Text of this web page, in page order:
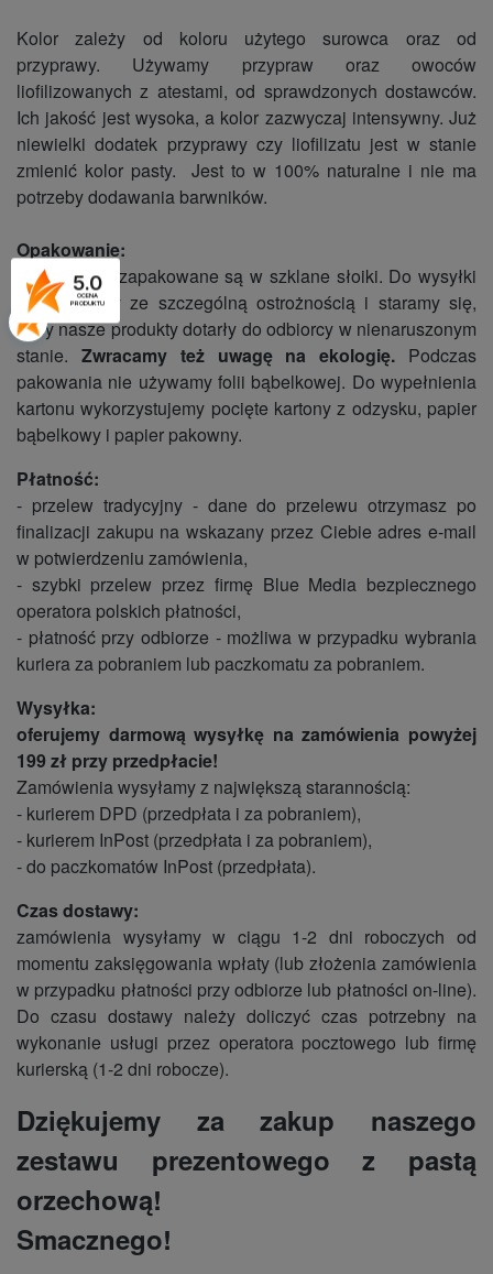
Kolor zależy od koloru użytego surowca oraz od
przyprawy. Używamy przypraw oraz owoców
liofilizowanych z atestami, od sprawdzonych dostawców.
Ich jakość jest wysoka, a kolor zazwyczaj intensywny. Już
niewielki dodatek przyprawy czy liofilizatu jest w stanie
zmienić kolor pasty. Jest to w 100% naturalne i nie ma
potrzeby dodawania barwników.
Opakowanie:
nasze pasty zapakowane są w szklane słoiki. Do wysyłki
podchodzimy ze szczególną ostrożnością i staramy się,
żeby nasze produkty dotarły do odbiorcy w nienaruszonym
stanie. Zwracamy też uwagę na ekologię. Podczas
pakowania nie używamy folii bąbelkowej. Do wypełnienia
kartonu wykorzystujemy pocięte kartony z odzysku, papier
bąbelkowy i papier pakowny.
Płatność:
- przelew tradycyjny - dane do przelewu otrzymasz po
finalizacji zakupu na wskazany przez Ciebie adres e-mail
w potwierdzeniu zamówienia,
- szybki przelew przez firmę Blue Media bezpiecznego
operatora polskich płatności,
- płatność przy odbiorze - możliwa w przypadku wybrania
kuriera za pobraniem lub paczkomatu za pobraniem.
Wysyłka:
oferujemy darmową wysyłkę na zamówienia powyżej
199 zł przy przedpłacie!
Zamówienia wysyłamy z największą starannością:
- kurierem DPD (przedpłata i za pobraniem),
- kurierem InPost (przedpłata i za pobraniem),
- do paczkomatów InPost (przedpłata).
Czas dostawy:
zamówienia wysyłamy w ciągu 1-2 dni roboczych od
momentu zaksięgowania wpłaty (lub złożenia zamówienia
w przypadku płatności przy odbiorze lub płatności on-line).
Do czasu dostawy należy doliczyć czas potrzebny na
wykonanie usługi przez operatora pocztowego lub firmę
kurierską (1-2 dni robocze).
Dziękujemy za zakup naszego
zestawu prezentowego z pastą
orzechową!
Smacznego!
5.0
OCENA
PRODUKTU